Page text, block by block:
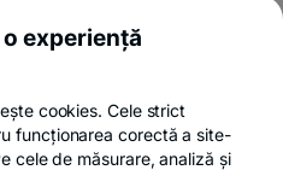
experiență
cookies. Cele strict
funcționarea corectă a site-
cele de măsurare, analiză și